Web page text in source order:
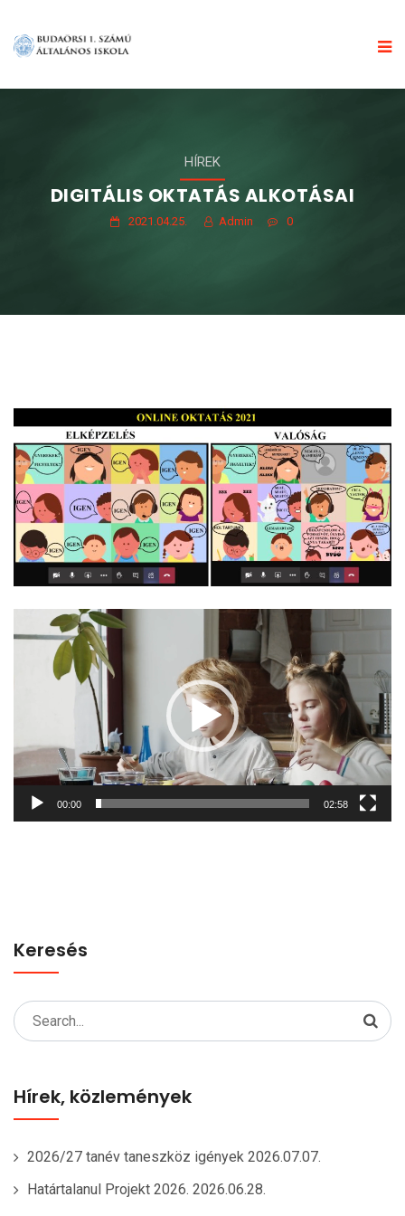
HÍREK
DIGITÁLIS OKTATÁS ALKOTÁSAI
2021.04.25. Admin 0
Videólejátszó
00:00 02:58
Keresés
Search
for:
Hírek, közlemények
2026/27 tanév taneszköz igények 2026.07.07.
Határtalanul Projekt 2026. 2026.06.28.